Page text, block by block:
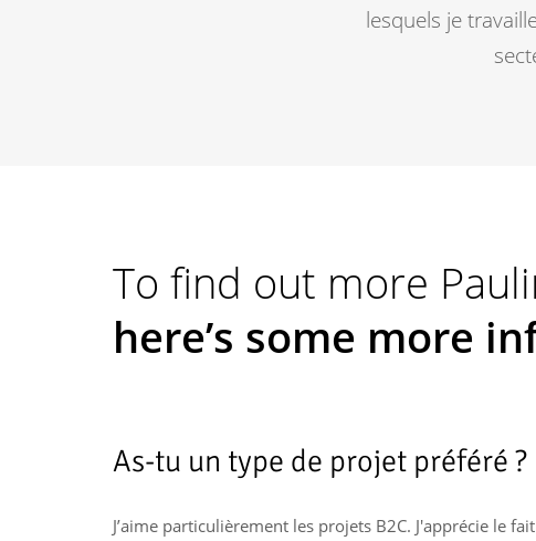
lesquels je
To find out more
here’s some more
As-tu un type de projet préféré ?
J’aime particulièrement les projets B2C. J'apprécie le